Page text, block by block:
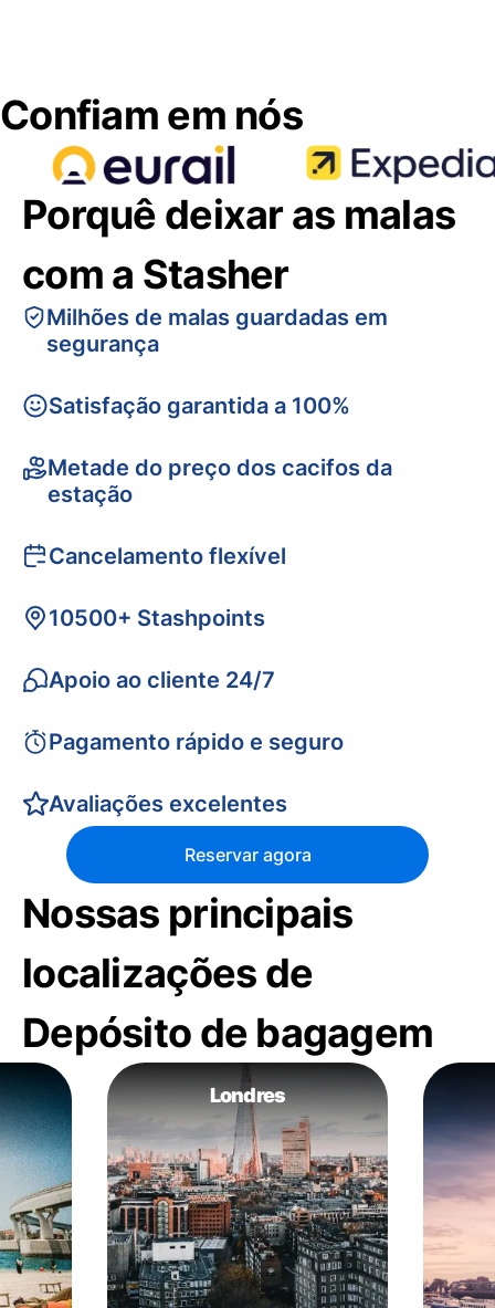
Confiam em nós
Porquê deixar as malas
com a Stasher
Milhões de malas guardadas em
segurança
Satisfação garantida a 100%
Metade do preço dos cacifos da
estação
Cancelamento flexível
10500+ Stashpoints
Apoio ao cliente 24/7
Pagamento rápido e seguro
Avaliações excelentes
Reservar agora
Nossas principais
localizações de
Depósito de bagagem
Londres